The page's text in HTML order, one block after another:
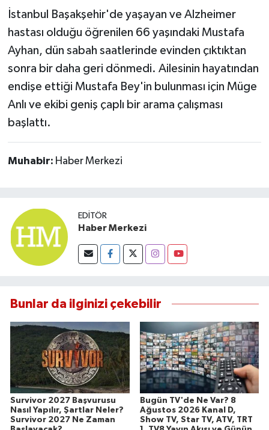
İstanbul Başakşehir'de yaşayan ve Alzheimer
hastası olduğu öğrenilen 66 yaşındaki Mustafa
Ayhan, dün sabah saatlerinde evinden çıktıktan
sonra bir daha geri dönmedi. Ailesinin hayatından
endişe ettiği Mustafa Bey'in bulunması için Müge
Anlı ve ekibi geniş çaplı bir arama çalışması
başlattı.
Muhabir: Haber Merkezi
EDITÖR
Haber Merkezi
Bunlar da ilginizi çekebilir
Survivor 2027 Başvurusu
Nasıl Yapılır, Şartlar Neler?
Survivor 2027 Ne Zaman
Bugün TV'de Ne Var? 8
Ağustos 2026 Kanal D,
Show TV, Star TV, ATV, TRT